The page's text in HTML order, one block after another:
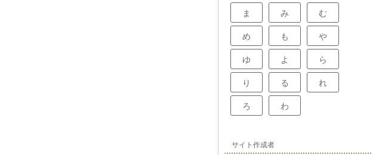
ま み む
め も や
ゆ よ ら
り る れ
ろ わ
サイト作成者